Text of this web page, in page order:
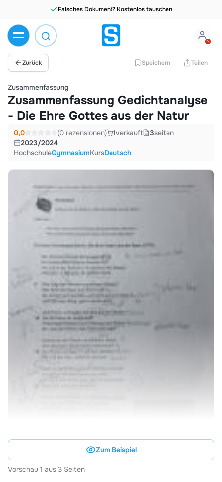
Falsches Dokument? Kostenlos tauschen
Zurück Speichern Teilen
Zusammenfassung
Zusammenfassung Gedichtanalyse
- Die Ehre Gottes aus der Natur
0,0 (0 rezensionen) 1verkauft 3seiten
2023/2024
HochschuleGymnasiumKursDeutsch
Zum Beispiel
Vorschau 1 aus 3 Seiten